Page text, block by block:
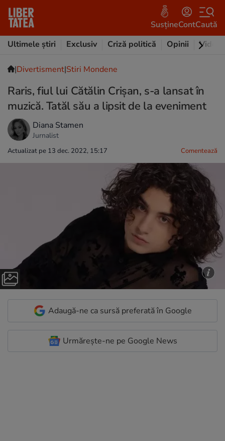
SusțineContCaută
Ultimele știri
Exclusiv Criză politică Opinii Video
|Divertisment|Stiri Mondene
Raris, fiul lui Cătălin Crișan, s-a lansat în
muzică. Tatăl său a lipsit de la eveniment
Diana Stamen
Jurnalist
Actualizat pe 13 dec. 2022, 15:17 Comentează
Adaugă-ne ca sursă preferată în Google
Urmărește-ne pe Google News